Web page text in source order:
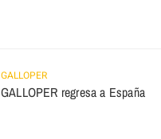
GALLOPER
GALLOPER regresa a España